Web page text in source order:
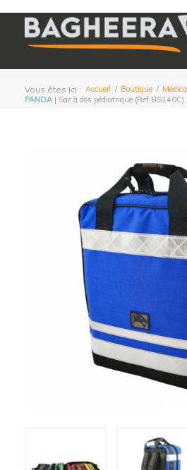
Vous êtes ici : Accueil / Boutique / Médical
PANDA| Sac à dos pédiatrique (Ref BS140C)